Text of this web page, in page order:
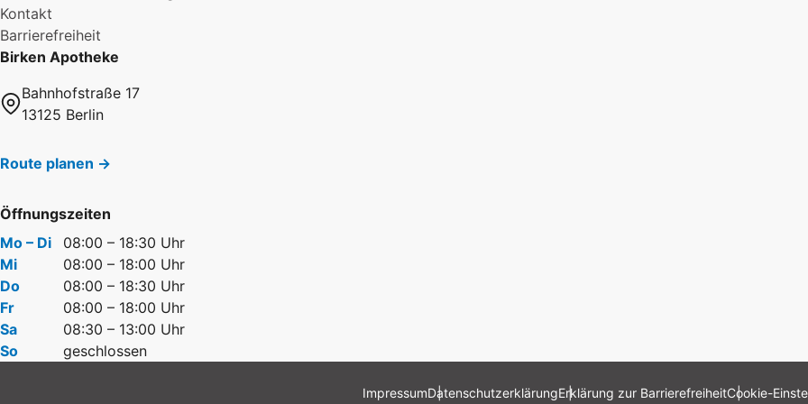
Kontakt
Barrierefreiheit
Birken Apotheke
Bahnhofstraße 17
13125 Berlin
Route planen →
Öffnungszeiten
Mo – Di
08:00 – 18:30 Uhr
Mi
08:00 – 18:00 Uhr
Do
08:00 – 18:30 Uhr
Fr
08:00 – 18:00 Uhr
Sa
08:30 – 13:00 Uhr
So
geschlossen
ImpressumDatenschutzerklärungErklärung zur BarrierefreiheitCookie-